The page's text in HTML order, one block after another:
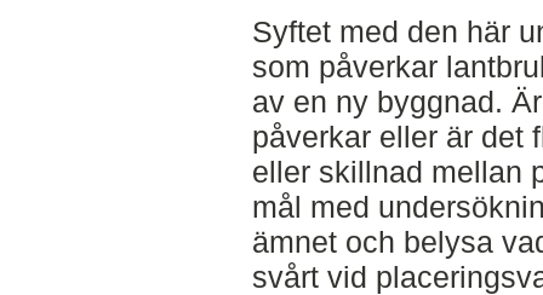
Syftet med den här
som påverkar
av en ny byggnad.
påverkar eller är det
eller skillnad mellan
mål med
ämnet och belysa
svårt vid